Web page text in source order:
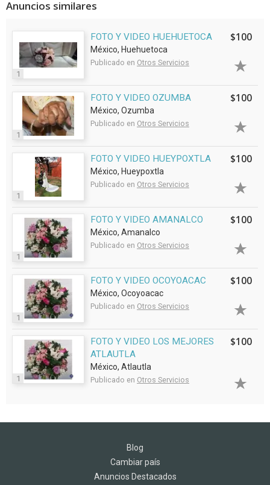
Anuncios similares
1
FOTO Y VIDEO HUEHUETOCA
México, Huehuetoca
Publicado en Otros Servicios
$100
1
FOTO Y VIDEO OZUMBA
México, Ozumba
Publicado en Otros Servicios
$100
1
FOTO Y VIDEO HUEYPOXTLA
México, Hueypoxtla
Publicado en Otros Servicios
$100
1
FOTO Y VIDEO AMANALCO
México, Amanalco
Publicado en Otros Servicios
$100
1
FOTO Y VIDEO OCOYOACAC
México, Ocoyoacac
Publicado en Otros Servicios
$100
1
FOTO Y VIDEO LOS MEJORES
ATLAUTLA
México, Atlautla
Publicado en Otros Servicios
$100
Blog
Cambiar país
Anuncios Destacados